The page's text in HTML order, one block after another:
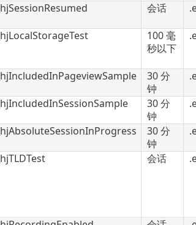
_hjSessionResumed
会话
_hjLocalStorageTest
100 毫
秒以下
_hjIncludedInPageviewSample
30 分
钟
_hjIncludedInSessionSample
30 分
钟
_hjAbsoluteSessionInProgress
30 分
钟
_hjTLDTest
会话